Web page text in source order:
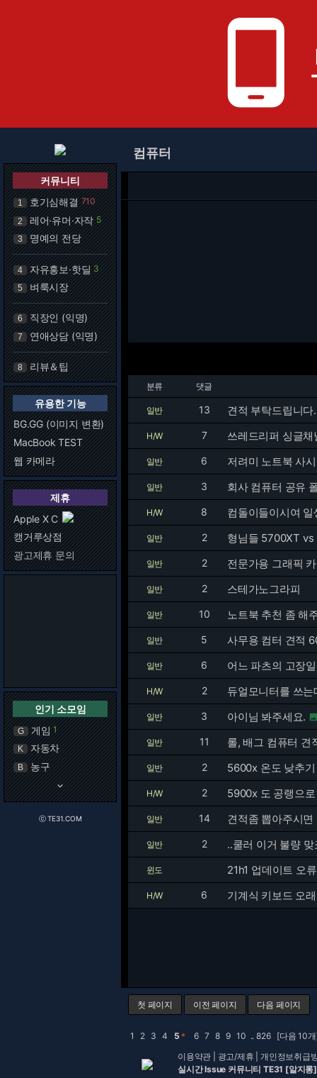
phone_android
커뮤니티
1 호기심해결 710
2 레어·유머·자작 5
3 명예의 전당
4 자유홍보·핫딜 3
5 벼룩시장
6 직장인 (익명)
7 연애상담 (익명)
8 리뷰＆팁
유용한 기능
BG.GG (이미지 변환)
MacBook TEST
웹 카메라
제휴
Apple X C
캥거루상점
광고제휴 문의
인기 소모임
G 게임 1
K 자동차
B 농구
keyboard_arrow_down
ⓒ TE31.COM
컴퓨터
분류 댓글
일반 13 견적 부탁드립니
H/W 7 쓰레드리퍼 싱글
일반 6 저려미 노트북 사
일반 3 회사 컴퓨터 공유
H/W 8 컴돌이들이시여
일반 2 형님들 5700XT
일반 2 전문가용 그래픽
일반 2 스테가노그라피
일반 10 노트북 추천 좀 해
일반 5 사무용 컴터 견적
일반 6 어느 파츠의 고장
H/W 2 듀얼모니터를 쓰
일반 3 아이님 봐주세요.
일반 11 롤, 배그 컴퓨터 견
일반 2 5600x 온도 낮추기
H/W 2 5900x 도 공랭으
일반 14 견적좀 뽑아주시
일반 2 ..쿨러 이거 불량 맞
윈도 21h1 업데이트 오
H/W 6 기계식 키보드 오
첫 페이지 이전 페이지 다음 페이지
1 2 3 4 5 ＊ 6 7 8 9 10 .. 826 [다음 10
이용약관
광고/제휴 |개인정보취급
실시간 Issue 커뮤니티 TE31 [알지